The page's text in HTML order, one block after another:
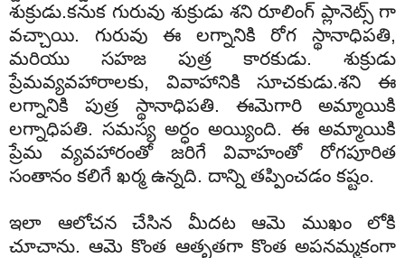
శుక్రుడు.కనుక గురువు శుక్రుడు శని రూలింగ్ ప్లానెట్స్ గా
వచ్చాయి. గురువు ఈ లగ్నానికి రోగ స్థానాధిపతి,
మరియు సహజ పుత్ర కారకుడు. శుక్రుడు
ప్రేమవ్యవహారాలకు, వివాహానికి సూచకుడు.శని ఈ
లగ్నానికి పుత్ర స్థానాధిపతి. ఈమెగారి అమ్మాయికి
లగ్నాధిపతి. సమస్య అర్ధం అయ్యింది. ఈ అమ్మాయికి
ప్రేమ వ్యవహారంతో జరిగే వివాహంతో రోగపూరిత
సంతానం కలిగే ఖర్మ ఉన్నది. దాన్ని తప్పించడం కష్టం.
ఇలా ఆలోచన చేసిన మీదట ఆమె ముఖం లోకి
చూచాను. ఆమె కొంత ఆతృతగా కొంత అపనమ్మకంగా